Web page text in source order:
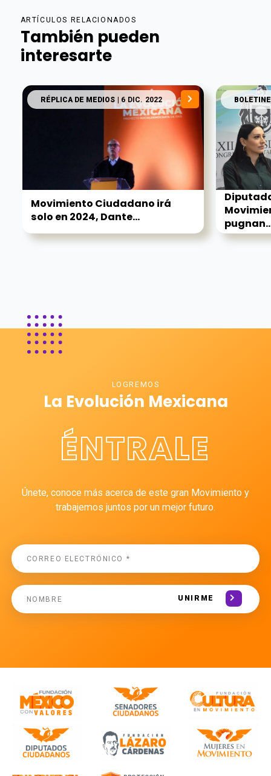
ARTÍCULOS RELACIONADOS
También pueden
interesarte
RÉPLICA DE MEDIOS | 6 DIC. 2022
Movimiento Ciudadano irá
solo en 2024, Dante...
LOGREMOS
La Evolución Mexicana
ÉNTRALE
Únete, conoce más acerca de este gran Movimiento y
trabajemos juntos por un mejor futuro.
UNIRME